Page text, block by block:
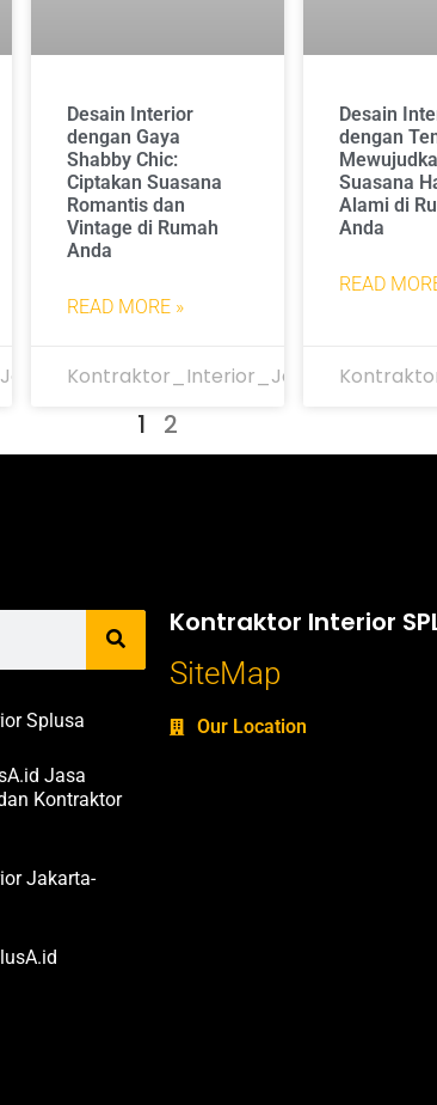
Desain Interior
dengan Gaya
Shabby Chic:
Ciptakan Suasana
Romantis dan
Vintage di Rumah
Anda
READ MORE »
Kontraktor_Interior_Jakarta
Desain
dengan
Suasana
Alami di
Anda
READ
1 2
Splusa
Jasa
Kontraktor
Jakarta-
Kontraktor Interior
SiteMap
Our Location